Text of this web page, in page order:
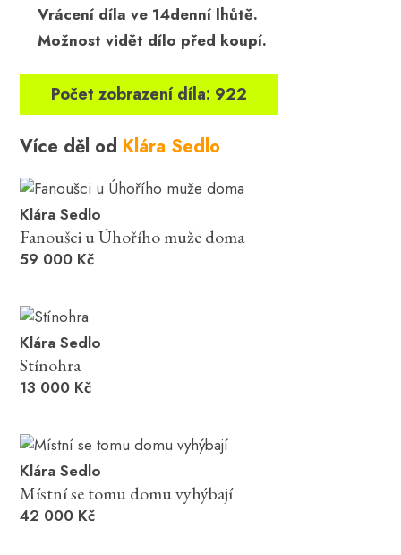
Vrácení díla ve 14denní lhůtě.
Možnost vidět dílo před koupí.
Počet zobrazení díla: 922
Více děl od Klára Sedlo
Klára Sedlo
Fanoušci u Úhořího muže doma
59 000 Kč
Klára Sedlo
Stínohra
13 000 Kč
Klára Sedlo
Místní se tomu domu vyhýbají
42 000 Kč